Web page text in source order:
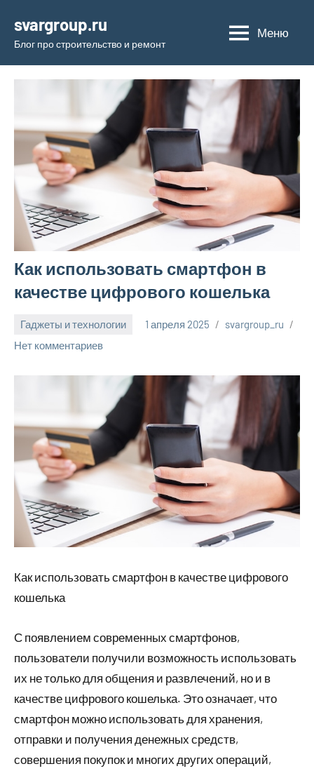
содержимому
svargroup.ru
Блог про строительство и ремонт
Меню
Как использовать смартфон в
качестве цифрового кошелька
Гаджеты и технологии 1 апреля 2025
svargroup_ru
Нет комментариев
Как использовать смартфон в качестве цифрового
кошелька
С появлением современных смартфонов,
пользователи получили возможность использовать
их не только для общения и развлечений, но и в
качестве цифрового кошелька. Это означает, что
смартфон можно использовать для хранения,
отправки и получения денежных средств,
совершения покупок и многих других операций,